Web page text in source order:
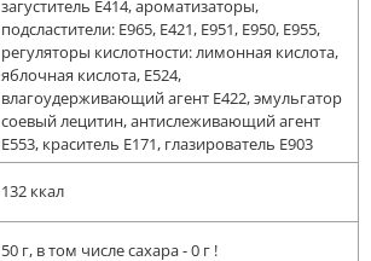
загуститель Е414, ароматизаторы,
подсластители: Е965, Е421, Е951, Е950, Е955,
регуляторы кислотности: лимонная кислота,
яблочная кислота, Е524,
влагоудерживающий агент Е422, эмульгатор
соевый лецитин, антислеживающий агент
Е553, краситель Е171, глазирователь Е903
132 ккал
50 г, в том числе сахара - 0 г !